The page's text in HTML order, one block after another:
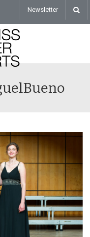
Newsletter